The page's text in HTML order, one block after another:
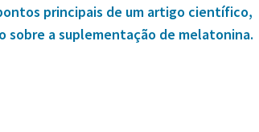
principais de um artigo científico,
sobre a suplementação de melatonina.